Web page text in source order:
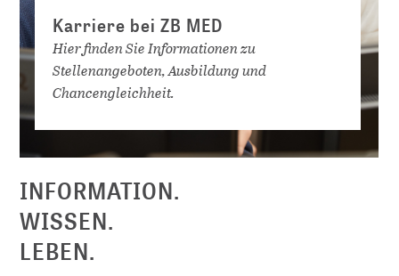
Karriere bei ZB MED
Hier finden Sie Informationen zu
Stellenangeboten, Ausbildung und
Chancengleichheit.
INFORMATION.
WISSEN.
LEBEN.